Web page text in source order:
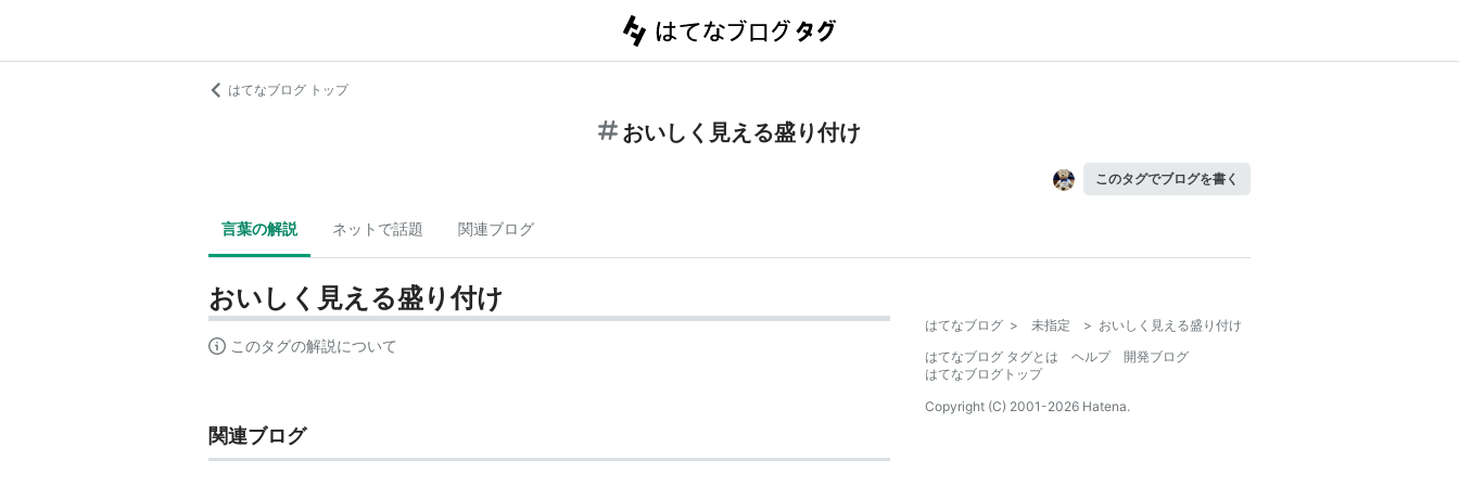
はてなブログ トップ
おいしく見える盛り付け
このタグでブログを書く
言葉の解説 ネットで話題 関連ブログ
おいしく見える盛り付け
このタグの解説について
関連ブログ
はてなブログ > 未指定 > おいしく見える盛り付け
はてなブログ タグとは
ヘルプ
開発ブログ
はてなブログトップ
Copyright (C) 2001-2026 Hatena.